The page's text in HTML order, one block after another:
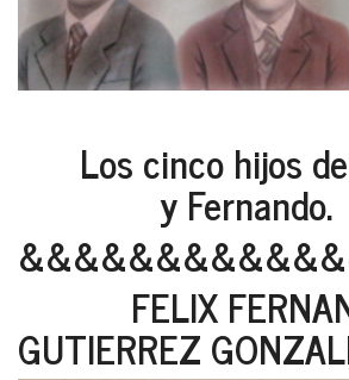
Los cinco hijos
y Fernando.
FELIX
GUTIERREZ